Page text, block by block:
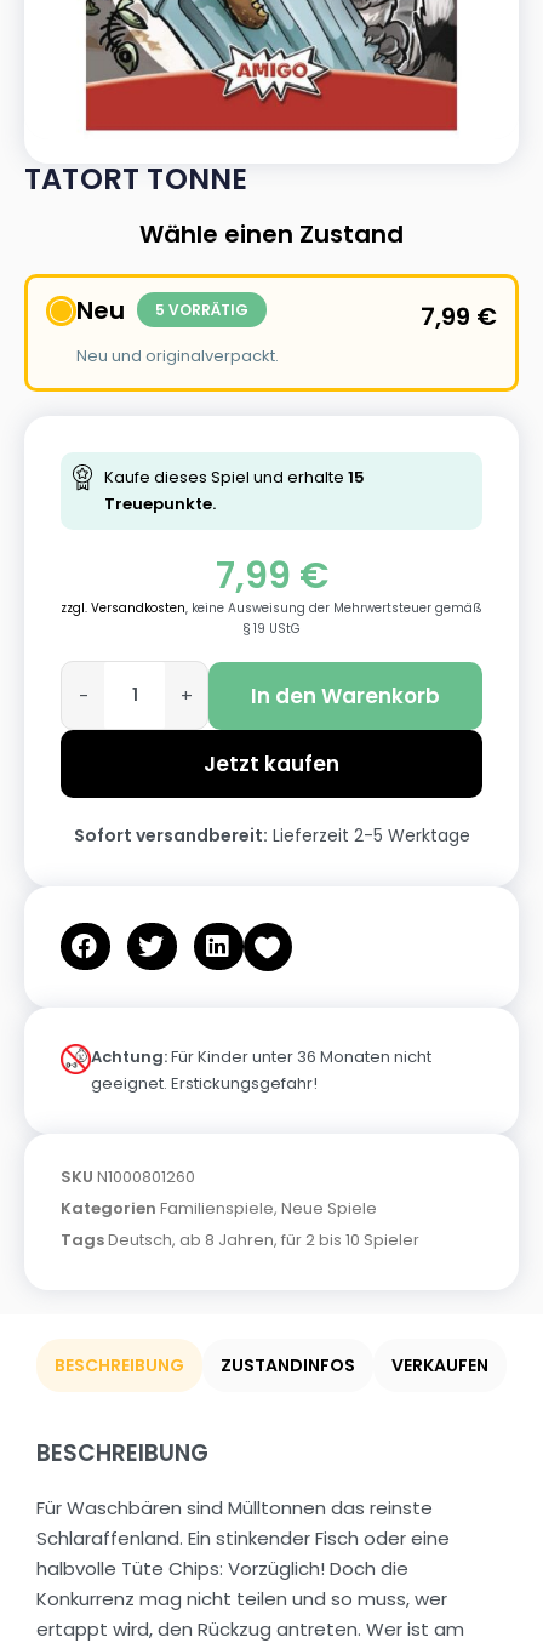
TATORT TONNE
Wähle einen Zustand
Neu 5 VORRÄTIG
Neu und originalverpackt.
7,99 €
Kaufe dieses Spiel und erhalte 15
Treuepunkte.
7,99 €
zzgl. Versandkosten, keine Ausweisung der Mehrwertsteuer gemäß
§ 19 UStG
- + In den Warenkorb
Jetzt kaufen
Sofort versandbereit: Lieferzeit 2-5 Werktage
Achtung:Für Kinder unter 36 Monaten nicht
geeignet. Erstickungsgefahr!
SKU N1000801260
Kategorien Familienspiele, Neue Spiele
TagsDeutsch, ab 8 Jahren, für 2 bis 10 Spieler
BESCHREIBUNG ZUSTANDINFOS VERKAUFEN
BESCHREIBUNG
Für Waschbären sind Mülltonnen das reinste
Schlaraffenland. Ein stinkender Fisch oder eine
halbvolle Tüte Chips: Vorzüglich! Doch die
Konkurrenz mag nicht teilen und so muss, wer
ertappt wird, den Rückzug antreten. Wer ist am